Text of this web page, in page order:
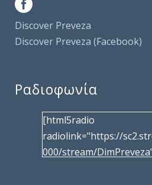
Discover Preveza
Discover Preveza (Facebook)
Ραδιοφωνία
[html5radio
radiolink="https://
000/stream/